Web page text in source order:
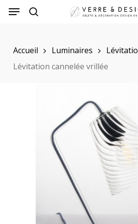
Skip
content
Accueil Luminaires
Lévitation cannelée vrillée